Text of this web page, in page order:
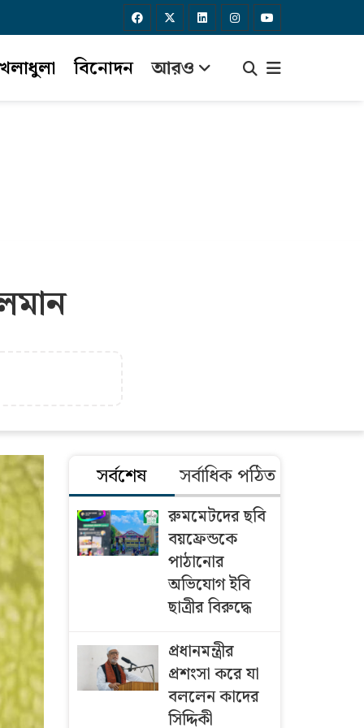
বিনোদন আরও
সর্বশেষ সর্বাধিক পঠিত
রুমমেটদের ছবি
বয়ফ্রেন্ডকে
পাঠানোর
অভিযোগ ইবি
ছাত্রীর বিরুদ্ধে
প্রধানমন্ত্রীর
প্রশংসা করে যা
বললেন কাদের
সিদ্দিকী